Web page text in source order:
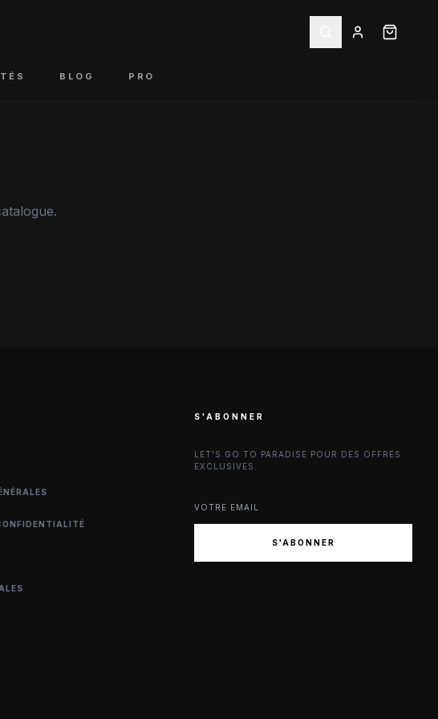
BLOG PRO
S'ABONNER
LET'S GO TO PARADISE POUR DES OFFRES
EXCLUSIVES.
S'ABONNER